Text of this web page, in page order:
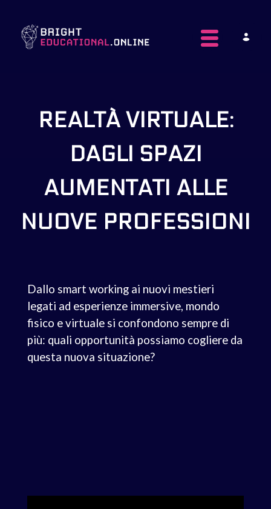
Toggle
REALTÀ VIRTUALE:
DAGLI SPAZI
AUMENTATI ALLE
NUOVE PROFESSIONI
Dallo smart working ai nuovi mestieri
legati ad esperienze immersive, mondo
fisico e virtuale si confondono sempre di
più: quali opportunità possiamo cogliere da
questa nuova situazione?